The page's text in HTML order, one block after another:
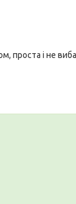
проста і не